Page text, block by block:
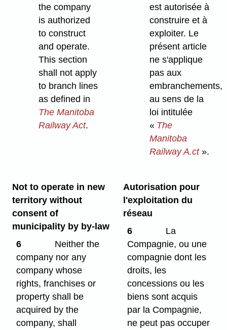
the company
is authorized
to construct
and operate.
This section
shall not apply
to branch lines
as defined in
The Manitoba
Railway Act.
est autorisée à
construire et à
exploiter. Le
présent article
ne s'applique
pas aux
embranchements,
au sens de la
loi intitulée
« The
Manitoba
Railway A.ct».
Not to operate in new
territory without
consent of
municipality by by-law
6
Neither the
company nor any
company whose
rights, franchises or
property shall be
acquired by the
company, shall
Autorisation pour
l'exploitation du
réseau
6
La
Compagnie, ou une
compagnie dont les
droits, les
concessions ou les
biens sont acquis
par la Compagnie,
ne peut pas occuper